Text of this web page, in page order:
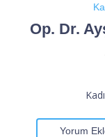
Op. Dr.
Yorum